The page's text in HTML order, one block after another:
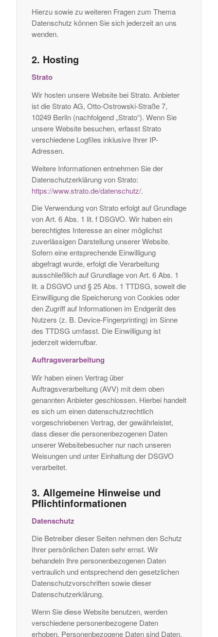
Hierzu sowie zu weiteren Fragen zum Thema
Datenschutz können Sie sich jederzeit an uns
wenden.
2. Hosting
Strato
Wir hosten unsere Website bei Strato. Anbieter
ist die Strato AG, Otto-Ostrowski-Straße 7,
10249 Berlin (nachfolgend „Strato“). Wenn Sie
unsere Website besuchen, erfasst Strato
verschiedene Logfiles inklusive Ihrer IP-
Adressen.
Weitere Informationen entnehmen Sie der
Datenschutzerklärung von Strato:
https://www.strato.de/datenschutz/.
Die Verwendung von Strato erfolgt auf Grundlage
von Art. 6 Abs. 1 lit. f DSGVO. Wir haben ein
berechtigtes Interesse an einer möglichst
zuverlässigen Darstellung unserer Website.
Sofern eine entsprechende Einwilligung
abgefragt wurde, erfolgt die Verarbeitung
ausschließlich auf Grundlage von Art. 6 Abs. 1
lit. a DSGVO und § 25 Abs. 1 TTDSG, soweit die
Einwilligung die Speicherung von Cookies oder
den Zugriff auf Informationen im Endgerät des
Nutzers (z. B. Device-Fingerprinting) im Sinne
des TTDSG umfasst. Die Einwilligung ist
jederzeit widerrufbar.
Auftragsverarbeitung
Wir haben einen Vertrag über
Auftragsverarbeitung (AVV) mit dem oben
genannten Anbieter geschlossen. Hierbei handelt
es sich um einen datenschutzrechtlich
vorgeschriebenen Vertrag, der gewährleistet,
dass dieser die personenbezogenen Daten
unserer Websitebesucher nur nach unseren
Weisungen und unter Einhaltung der DSGVO
verarbeitet.
3. Allgemeine Hinweise und
Pflicht­informationen
Datenschutz
Die Betreiber dieser Seiten nehmen den Schutz
Ihrer persönlichen Daten sehr ernst. Wir
behandeln Ihre personenbezogenen Daten
vertraulich und entsprechend den gesetzlichen
Datenschutzvorschriften sowie dieser
Datenschutzerklärung.
Wenn Sie diese Website benutzen, werden
verschiedene personenbezogene Daten
erhoben. Personenbezogene Daten sind Daten,